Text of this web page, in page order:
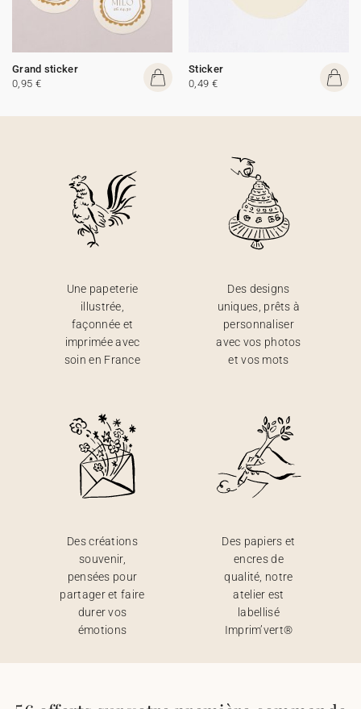
Grand sticker
0,95 €
Sticker
0,49 €
Une papeterie
illustrée,
façonnée et
imprimée avec
soin en France
Des designs
uniques, prêts à
personnaliser
avec vos photos
et vos mots
Des créations
souvenir,
pensées pour
partager et faire
durer vos
émotions
Des papiers et
encres de
qualité, notre
atelier est
labellisé
Imprim’vert®